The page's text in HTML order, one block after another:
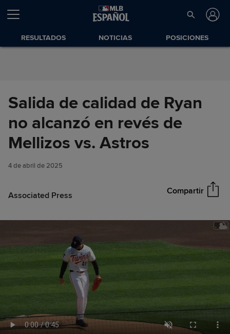
Saltar al Contenido
RESULTADOS NOTICIAS POSICIONES
Salida de calidad de Ryan
no alcanzó en revés de
Mellizos vs. Astros
4 de abril de 2025
Associated Press Compartir
Salida de calidad de Ryan no
alcanzó en revés de Mellizos
vs. Astros